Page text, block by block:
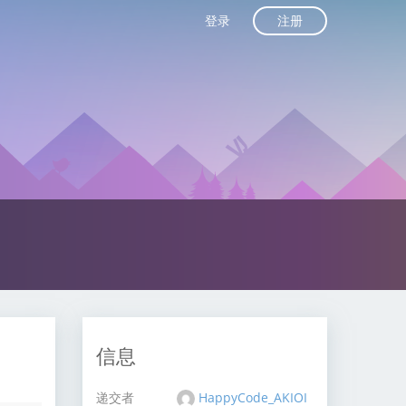
登录 注册
信息
递交者 HappyCode_AKIOI